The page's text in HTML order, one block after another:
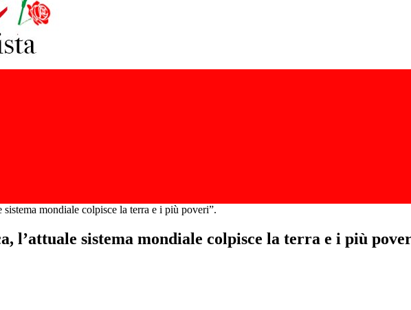
mondiale colpisce la terra e i più poveri”.
l’attuale sistema mondiale colpisce la terra e i più